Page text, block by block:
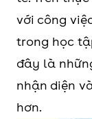
với công
trong học
đây là
nhận diện
hơn.